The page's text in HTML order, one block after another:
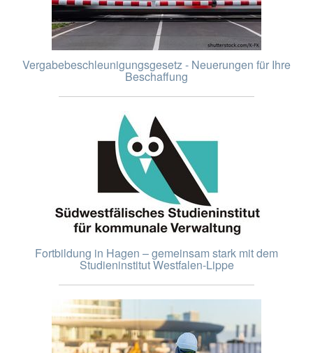
Vergabebeschleunigungsgesetz - Neuerungen für Ihre
Beschaffung
Fortbildung in Hagen – gemeinsam stark mit dem
Studieninstitut Westfalen-Lippe